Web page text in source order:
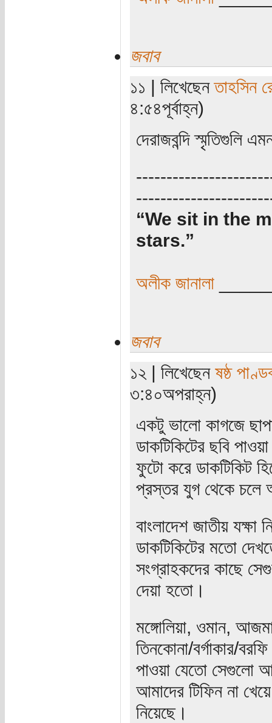
জবাব
১১ | লিখেছেনতাহসিন
৪:৫৪পূর্বাহ্ন)
দেরাজবন্দি স্মৃতিগুলি
“We sit in the
stars.”
অলীক জানালা
জবাব
১২ | লিখেছেন ষষ্ঠ
৩:৪০অপরাহ্ন)
একটু ভালো কাগজে
ডাকটিকিটের ছবি
ফুটো করে ডাকটিকিট
প্রস্তর যুগ থেকে
বাংলাদেশ জাতীয়
ডাকটিকিটের মতো
সংগ্রাহকদের কাছে
দেয়া হতো।
মঙ্গোলিয়া, ওমান,
তিনকোনা/বর্গাকার/
পাওয়া যেতো সেগুলো
আমাদের টিফিন না
নিয়েছে।